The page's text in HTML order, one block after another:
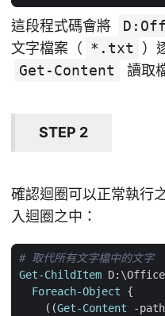
這段程式碼會將
文字檔案（ *.txt
）
Get-Content
讀取
STEP 2
確認迴圈可以正常執行
入迴圈之中：
# 取代所有文字檔中的文字
Get-ChildItem D: \
Foreach-Object
{
((Get-Content -path